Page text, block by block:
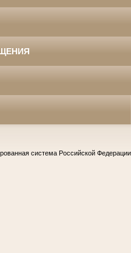
система Российской